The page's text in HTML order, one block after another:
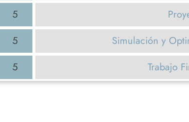
5
5
Simulación y
5
Trabajo